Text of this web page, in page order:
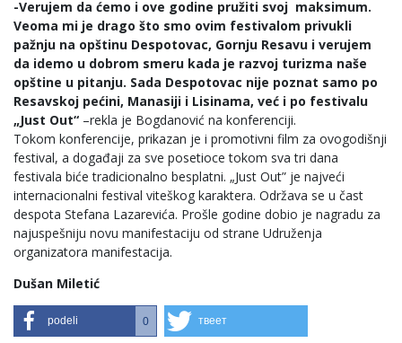
-Verujem da ćemo i ove godine pružiti svoj maksimum.
Veoma mi je drago što smo ovim festivalom privukli
pažnju na opštinu Despotovac, Gornju Resavu i verujem
da idemo u dobrom smeru kada je razvoj turizma naše
opštine u pitanju. Sada Despotovac nije poznat samo po
Resavskoj pećini, Manasiji i Lisinama, već i po festivalu
„Just Out“ –rekla je Bogdanović na konferenciji.
Tokom konferencije, prikazan je i promotivni film za ovogodišnji
festival, a događaji za sve posetioce tokom sva tri dana
festivala biće tradicionalno besplatni. „Just Out” je najveći
internacionalni festival viteškog karaktera. Održava se u čast
despota Stefana Lazarevića. Prošle godine dobio je nagradu za
najuspešniju novu manifestaciju od strane Udruženja
organizatora manifestacija.
Dušan Miletić
podeli 0 твеет